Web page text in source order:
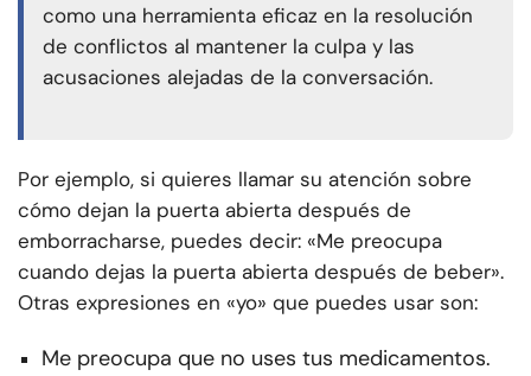
como una herramienta eficaz en la resolución
de conflictos al mantener la culpa y las
acusaciones alejadas de la conversación.
Por ejemplo, si quieres llamar su atención sobre
cómo dejan la puerta abierta después de
emborracharse, puedes decir: «Me preocupa
cuando dejas la puerta abierta después de beber».
Otras expresiones en «yo» que puedes usar son:
Me preocupa que no uses tus medicamentos.